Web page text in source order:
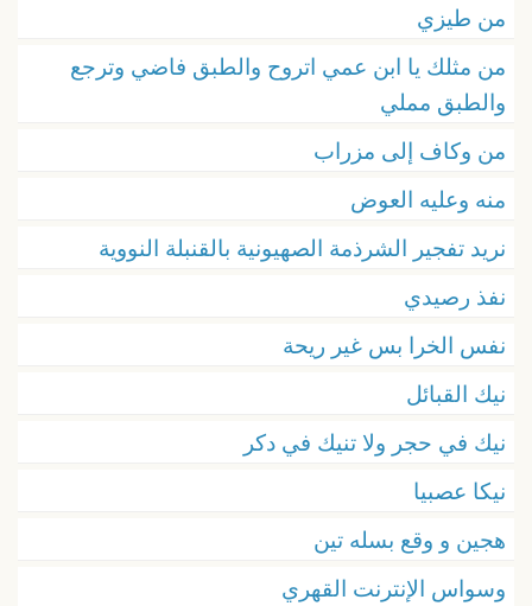
من طيزي
من مثلك يا ابن عمي اتروح والطبق فاضي وترجع
والطبق مملي
من وكاف إلى مزراب
منه وعليه العوض
نريد تفجير الشرذمة الصهيونية بالقنبلة النووية
نفذ رصيدي
نفس الخرا بس غير ريحة
نيك القبائل
نيك في حجر ولا تنيك في دكر
نيكا عصبيا
هجين و وقع بسله تين
وسواس الإنترنت القهري